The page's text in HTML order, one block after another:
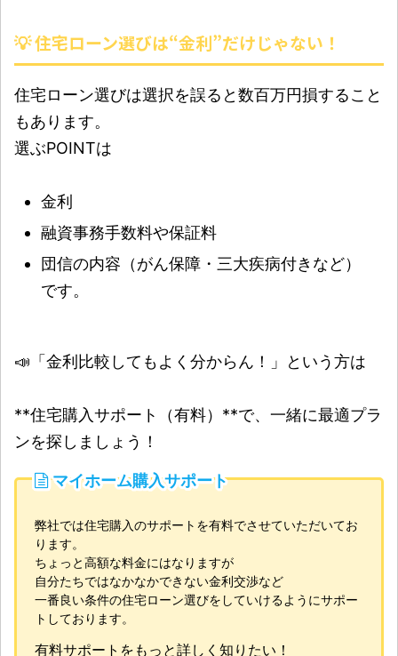
💡 住宅ローン選びは“金利”だけじゃない！
住宅ローン選びは選択を誤ると数百万円損すること
もあります。
選ぶPOINTは
金利
融資事務手数料や保証料
団信の内容（がん保障・三大疾病付きなど）
です。
📣「金利比較してもよく分からん！」という方は
**住宅購入サポート（有料）**で、一緒に最適プラ
ンを探しましょう！
マイホーム購入サポート
弊社では住宅購入のサポートを有料でさせていただいてお
ります。
ちょっと高額な料金にはなりますが
自分たちではなかなかできない金利交渉など
一番良い条件の住宅ローン選びをしていけるようにサポー
トしております。
有料サポートをもっと詳しく知りたい！